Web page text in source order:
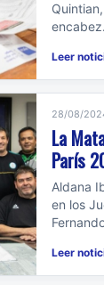
Leer
28/08/
La
París
Aldana
en los
Leer